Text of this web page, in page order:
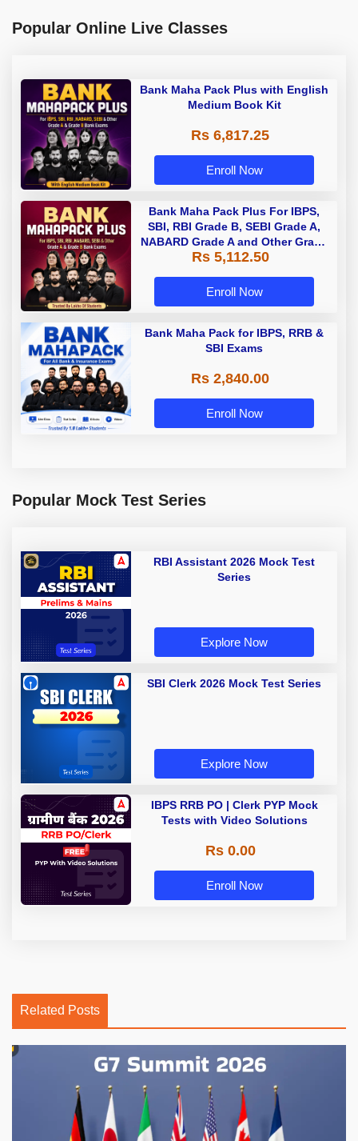
Popular Online Live Classes
Bank Maha Pack Plus with English
Medium Book Kit
Rs 6,817.25
Enroll Now
Bank Maha Pack Plus For IBPS,
SBI, RBI Grade B, SEBI Grade A,
NABARD Grade A and Other Grade
A & Grade B Bank Exams
Rs 5,112.50
Enroll Now
Bank Maha Pack for IBPS, RRB &
SBI Exams
Rs 2,840.00
Enroll Now
Popular Mock Test Series
RBI Assistant 2026 Mock Test
Series
Explore Now
SBI Clerk 2026 Mock Test Series
Explore Now
IBPS RRB PO | Clerk PYP Mock
Tests with Video Solutions
Rs 0.00
Enroll Now
Related Posts